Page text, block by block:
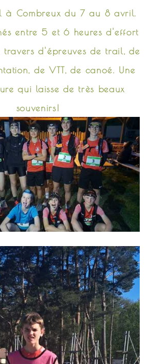
à Combreux du 7 au 8 avril.
entre 5 et 6 heures d'effort
d'épreuves de trail, de
de VTT, de canoé. Une
qui laisse de très beaux
souvenirs!